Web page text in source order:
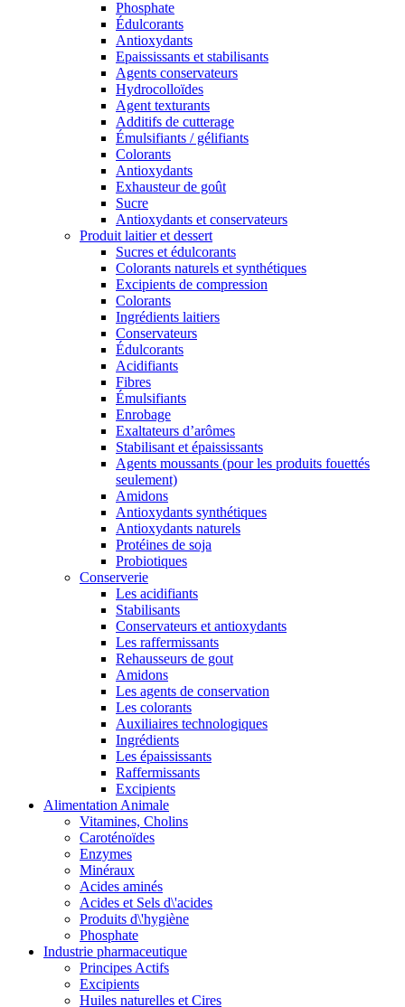
Phosphate
Édulcorants
Antioxydants
Epaississants et stabilisants
Agents conservateurs
Hydrocolloïdes
Agent texturants
Additifs de cutterage
Émulsifiants / gélifiants
Colorants
Antioxydants
Exhausteur de goût
Sucre
Antioxydants et conservateurs
Produit laitier et dessert
Sucres et édulcorants
Colorants naturels et synthétiques
Excipients de compression
Colorants
Ingrédients laitiers
Conservateurs
Édulcorants
Acidifiants
Fibres
Émulsifiants
Enrobage
Exaltateurs d’arômes
Stabilisant et épaississants
Agents moussants (pour les produits fouettés
seulement)
Amidons
Antioxydants synthétiques
Antioxydants naturels
Protéines de soja
Probiotiques
Conserverie
Les acidifiants
Stabilisants
Conservateurs et antioxydants
Les raffermissants
Rehausseurs de gout
Amidons
Les agents de conservation
Les colorants
Auxiliaires technologiques
Ingrédients
Les épaississants
Raffermissants
Excipients
Alimentation Animale
Vitamines, Cholins
Caroténoïdes
Enzymes
Minéraux
Acides aminés
Acides et Sels d\'acides
Produits d\'hygiène
Phosphate
Industrie pharmaceutique
Principes Actifs
Excipients
Huiles naturelles et Cires